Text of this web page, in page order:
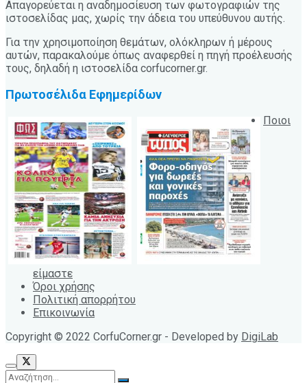
Απαγορεύεται η αναδημοσίευση των φωτογραφιών της
ιστοσελίδας μας, χωρίς την άδεια του υπεύθυνου αυτής.
Για την χρησιμοποίηση θεμάτων, ολόκληρων ή μέρους
αυτών, παρακαλούμε όπως αναφερθεί η πηγή προέλευσής
τους, δηλαδή η ιστοσελίδα corfucorner.gr.
Πρωτοσέλιδα Εφημερίδων
Ποιοι
είμαστε
Όροι χρήσης
Πολιτική απορρήτου
Επικοινωνία
Copyright © 2022 CorfuCorner.gr - Developed by DigiLab